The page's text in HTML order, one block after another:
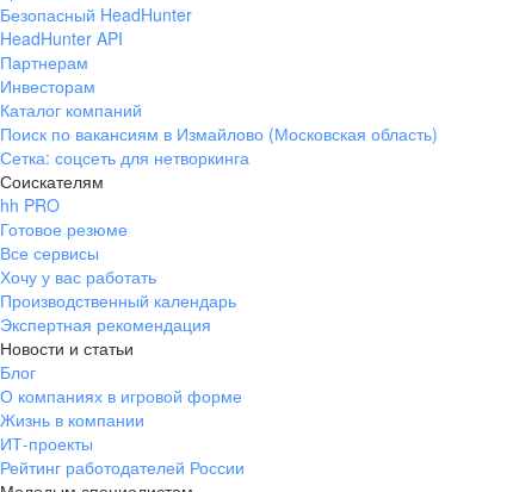
Безопасный HeadHunter
HeadHunter API
Партнерам
Инвесторам
Каталог компаний
Поиск по вакансиям в Измайлово (Московская область)
Сетка: соцсеть для нетворкинга
Соискателям
hh PRO
Готовое резюме
Все сервисы
Хочу у вас работать
Производственный календарь
Экспертная рекомендация
Новости и статьи
Блог
О компаниях в игровой форме
Жизнь в компании
ИТ-проекты
Рейтинг работодателей России